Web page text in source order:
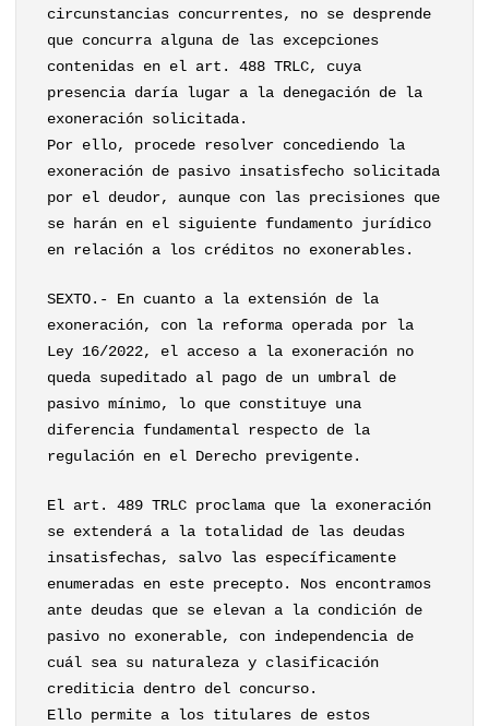
circunstancias concurrentes, no se desprende
que concurra alguna de las excepciones
contenidas en el art. 488 TRLC, cuya
presencia daría lugar a la denegación de la
exoneración solicitada.
Por ello, procede resolver concediendo la
exoneración de pasivo insatisfecho solicitada
por el deudor, aunque con las precisiones que
se harán en el siguiente fundamento jurídico
en relación a los créditos no exonerables.
SEXTO.- En cuanto a la extensión de la
exoneración, con la reforma operada por la
Ley 16/2022, el acceso a la exoneración no
queda supeditado al pago de un umbral de
pasivo mínimo, lo que constituye una
diferencia fundamental respecto de la
regulación en el Derecho previgente.
El art. 489 TRLC proclama que la exoneración
se extenderá a la totalidad de las deudas
insatisfechas, salvo las específicamente
enumeradas en este precepto. Nos encontramos
ante deudas que se elevan a la condición de
pasivo no exonerable, con independencia de
cuál sea su naturaleza y clasificación
crediticia dentro del concurso.
Ello permite a los titulares de estos